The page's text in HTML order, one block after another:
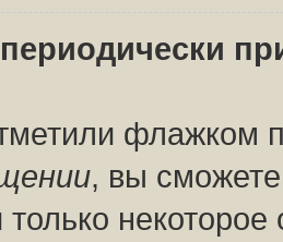
флажком
, вы